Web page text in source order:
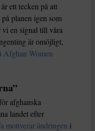
ett tecken på att
planen igen som
vi en signal till våra
är omöjligt,
Afghan Women
afghanska
landet efter
motiverar ändringen i